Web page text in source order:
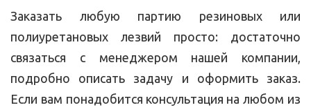
Заказать любую партию резиновых или
полиуретановых лезвий просто: достаточно
связаться с менеджером нашей компании,
подробно описать задачу и оформить заказ.
Если вам понадобится консультация на любом из